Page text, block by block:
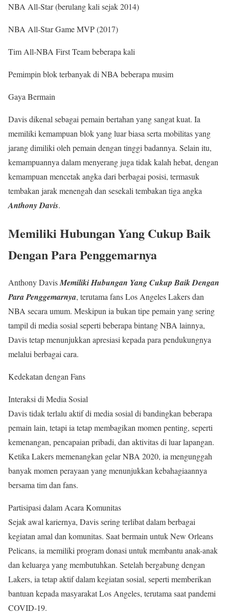
NBA All-Star (berulang kali sejak 2014)
NBA All-Star Game MVP (2017)
Tim All-NBA First Team beberapa kali
Pemimpin blok terbanyak di NBA beberapa musim
Gaya Bermain
Davis dikenal sebagai pemain bertahan yang sangat kuat. Ia
memiliki kemampuan blok yang luar biasa serta mobilitas yang
jarang dimiliki oleh pemain dengan tinggi badannya. Selain itu,
kemampuannya dalam menyerang juga tidak kalah hebat, dengan
kemampuan mencetak angka dari berbagai posisi, termasuk
tembakan jarak menengah dan sesekali tembakan tiga angka
Anthony Davis.
Memiliki Hubungan Yang Cukup Baik
Dengan Para Penggemarnya
Anthony DavisMemiliki Hubungan Yang Cukup Baik Dengan
Para Penggemarnya, terutama fans Los Angeles Lakers dan
NBA secara umum. Meskipun ia bukan tipe pemain yang sering
tampil di media sosial seperti beberapa bintang NBA lainnya,
Davis tetap menunjukkan apresiasi kepada para pendukungnya
melalui berbagai cara.
Kedekatan dengan Fans
Interaksi di Media Sosial
Davis tidak terlalu aktif di media sosial di bandingkan beberapa
pemain lain, tetapi ia tetap membagikan momen penting, seperti
kemenangan, pencapaian pribadi, dan aktivitas di luar lapangan.
Ketika Lakers memenangkan gelar NBA 2020, ia mengunggah
banyak momen perayaan yang menunjukkan kebahagiaannya
bersama tim dan fans.
Partisipasi dalam Acara Komunitas
Sejak awal kariernya, Davis sering terlibat dalam berbagai
kegiatan amal dan komunitas. Saat bermain untuk New Orleans
Pelicans, ia memiliki program donasi untuk membantu anak-anak
dan keluarga yang membutuhkan. Setelah bergabung dengan
Lakers, ia tetap aktif dalam kegiatan sosial, seperti memberikan
bantuan kepada masyarakat Los Angeles, terutama saat pandemi
COVID-19.